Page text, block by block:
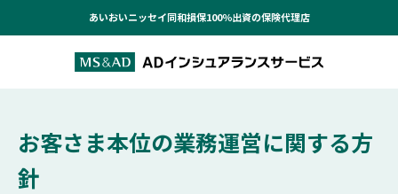
あいおいニッセイ同和損保100％出資の保険代理店
お客さま本位の業務運営に関する方
針